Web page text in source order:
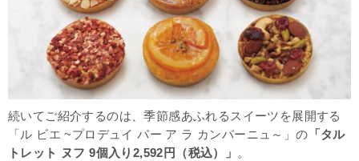
続いてご紹介するのは、季節感あふれるスイーツを展開する
「 ル ビエ ~プロデュイ パー ア ラ カンパーニュ～ 」の 「タル
トレット ヌフ 9個入り2,592円（税込）」 。